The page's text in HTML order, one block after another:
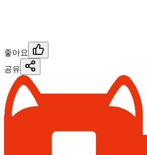
좋아요
공유